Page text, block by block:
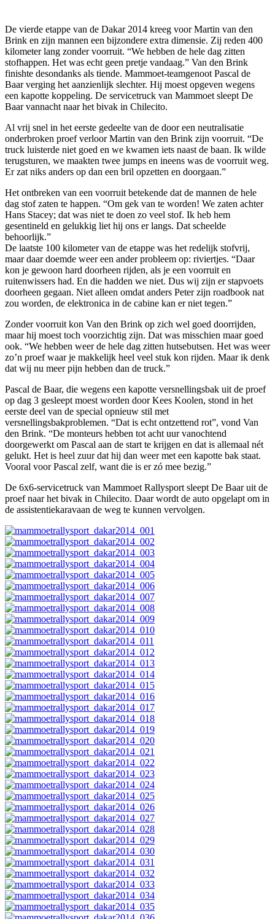
De vierde etappe van de Dakar 2014 kreeg voor Martin van den
Brink en zijn mannen een bijzondere extra dimensie. Zij reden 400
kilometer lang zonder voorruit. “We hebben de hele dag zitten
stofhappen. Het was echt geen pretje vandaag.” Van den Brink
finishte desondanks als tiende. Mammoet-teamgenoot Pascal de
Baar verging het aanzienlijk slechter. Hij moest opgeven wegens
een kapotte koppeling. De servicetruck van Mammoet sleept De
Baar vannacht naar het bivak in Chilecito.
Al vrij snel in het eerste gedeelte van de door een neutralisatie
onderbroken proef verloor Martin van den Brink zijn voorruit. “De
truck luisterde niet goed en we kwamen iets naast de baan. Ik wilde
terugsturen, we maakten twee jumps en ineens was de voorruit weg.
Er zat niks anders op dan een bril opzetten en doorgaan.”
Het ontbreken van een voorruit betekende dat de mannen de hele
dag stof zaten te happen. “Om gek van te worden! We zaten achter
Hans Stacey; dat was niet te doen zo veel stof. Ik heb hem
gesentineld en gelukkig liet hij ons er langs. Dat scheelde
behoorlijk.”
De laatste 100 kilometer van de etappe was het redelijk stofvrij,
maar daar doemde weer een ander probleem op: riviertjes. “Daar
kon je gewoon hard doorheen rijden, als je een voorruit en
ruitenwissers had. En die hadden we niet. Dus wij zijn er stapvoets
doorheen gegaan. Niet alleen omdat anders Peter zijn roadbook nat
zou worden, de elektronica in de cabine kan er niet tegen.”
Zonder voorruit kon Van den Brink op zich wel goed doorrijden,
maar hij moest toch voorzichtig zijn. Dat was misschien maar goed
ook. “We hebben weer de hele dag zitten hutsebutsen. Het was weer
zo’n proef waar je makkelijk heel veel stuk kon rijden. Maar ik denk
dat wij nu meer pijn hebben dan de truck.”
Pascal de Baar, die wegens een kapotte versnellingsbak uit de proef
op dag 3 gesleept moest worden door Kees Koolen, stond in het
eerste deel van de special opnieuw stil met
versnellingsbakproblemen. “Dat is echt ontzettend rot”, vond Van
den Brink. “De monteurs hebben tot acht uur vanochtend
doorgewerkt om Pascal aan de start te krijgen en dat is allemaal nét
gelukt. Het is heel zuur dat hij dan weer met een kapotte bak staat.
Vooral voor Pascal zelf, want die is er zó mee bezig.”
De 6x6-servicetruck van Mammoet Rallysport sleept De Baar uit de
proef naar het bivak in Chilecito. Daar wordt de auto opgelapt om in
de assistentiekaravaan de weg te kunnen vervolgen.